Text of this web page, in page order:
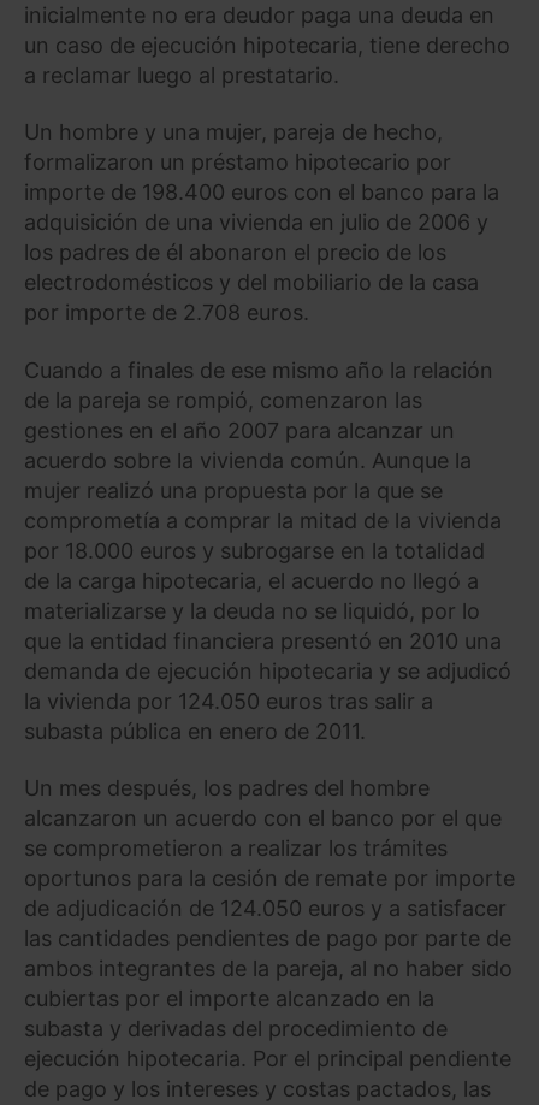
inicialmente no era deudor paga una deuda en
un caso de ejecución hipotecaria, tiene derecho
a reclamar luego al prestatario.
Un hombre y una mujer, pareja de hecho,
formalizaron un préstamo hipotecario por
importe de 198.400 euros con el banco para la
adquisición de una vivienda en julio de 2006 y
los padres de él abonaron el precio de los
electrodomésticos y del mobiliario de la casa
por importe de 2.708 euros.
Cuando a finales de ese mismo año la relación
de la pareja se rompió, comenzaron las
gestiones en el año 2007 para alcanzar un
acuerdo sobre la vivienda común. Aunque la
mujer realizó una propuesta por la que se
comprometía a comprar la mitad de la vivienda
por 18.000 euros y subrogarse en la totalidad
de la carga hipotecaria, el acuerdo no llegó a
materializarse y la deuda no se liquidó, por lo
que la entidad financiera presentó en 2010 una
demanda de ejecución hipotecaria y se adjudicó
la vivienda por 124.050 euros tras salir a
subasta pública en enero de 2011.
Un mes después, los padres del hombre
alcanzaron un acuerdo con el banco por el que
se comprometieron a realizar los trámites
oportunos para la cesión de remate por importe
de adjudicación de 124.050 euros y a satisfacer
las cantidades pendientes de pago por parte de
ambos integrantes de la pareja, al no haber sido
cubiertas por el importe alcanzado en la
subasta y derivadas del procedimiento de
ejecución hipotecaria. Por el principal pendiente
de pago y los intereses y costas pactados, las